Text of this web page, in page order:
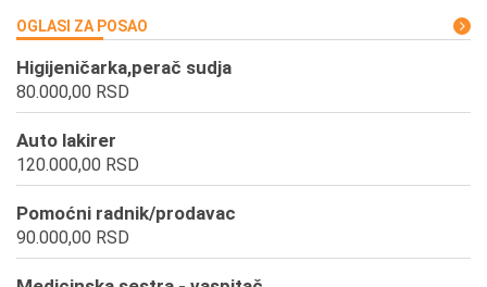
OGLASI ZA POSAO
Higijeničarka,perač sudja
80.000,00 RSD
Auto lakirer
120.000,00 RSD
Pomoćni radnik/prodavac
90.000,00 RSD